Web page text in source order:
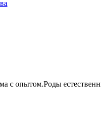
с опытом.Роды